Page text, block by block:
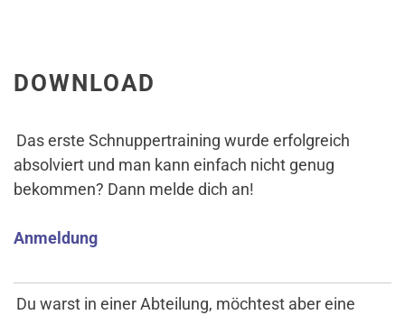
DOWNLOAD
Das erste Schnuppertraining wurde erfolgreich
absolviert und man kann einfach nicht genug
bekommen? Dann melde dich an!
Anmeldung
Du warst in einer Abteilung, möchtest aber eine